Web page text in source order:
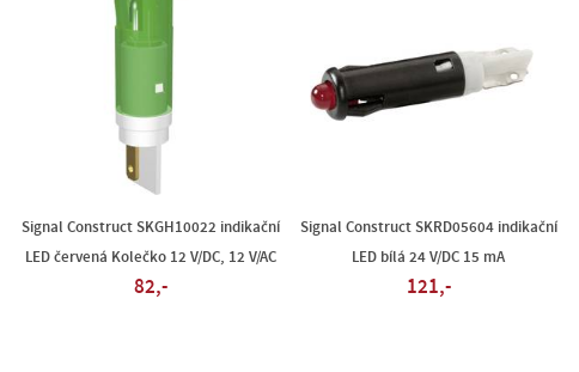
Signal Construct SKGH10022 indikační
LED červená Kolečko 12 V/DC, 12 V/AC
82,-
Signal Construct SKRD05604 indikační
LED bílá 24 V/DC 15 mA
121,-